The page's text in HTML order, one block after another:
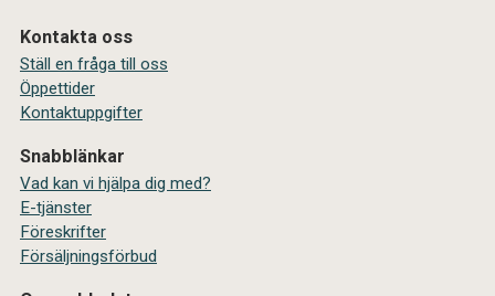
Kontakta oss
Ställ en fråga till oss
Öppettider
Kontaktuppgifter
Snabblänkar
Vad kan vi hjälpa dig med?
E-tjänster
Föreskrifter
Försäljningsförbud